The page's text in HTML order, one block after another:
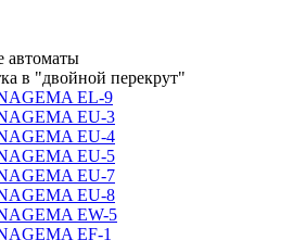
автоматы
в "двойной перекрут"
EL-9
EU-3
EU-4
EU-5
EU-7
EU-8
EW-5
EF-1